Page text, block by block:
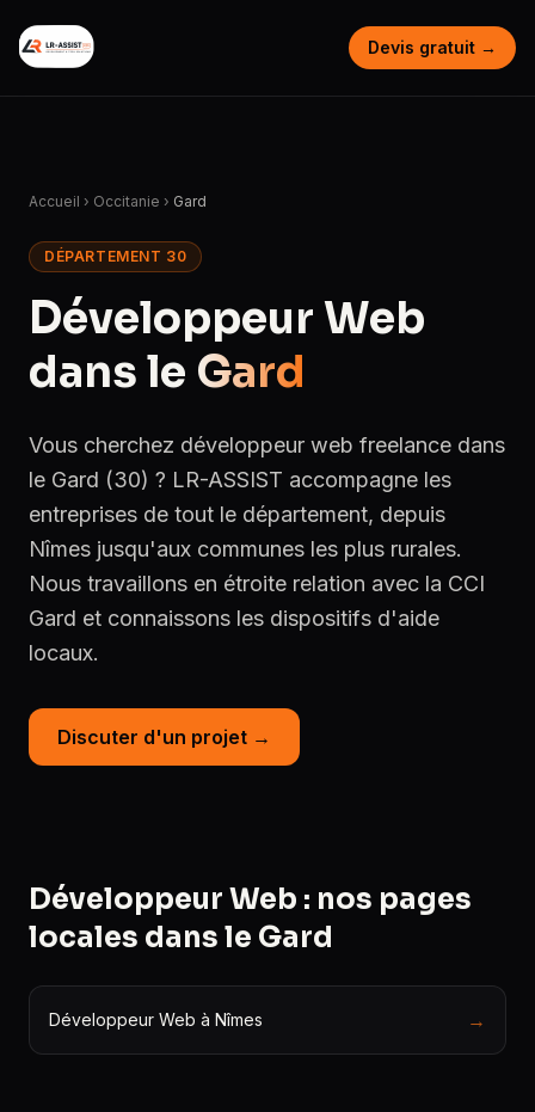
Devis gratuit →
Accueil › Occitanie › Gard
DÉPARTEMENT 30
Développeur Web
dans le Gard
Vous cherchez développeur web freelance dans
le Gard (30) ? LR-ASSIST accompagne les
entreprises de tout le département, depuis
Nîmes jusqu'aux communes les plus rurales.
Nous travaillons en étroite relation avec la CCI
Gard et connaissons les dispositifs d'aide
locaux.
Discuter d'un projet →
Développeur Web : nos pages
locales dans le Gard
Développeur Web à Nîmes →